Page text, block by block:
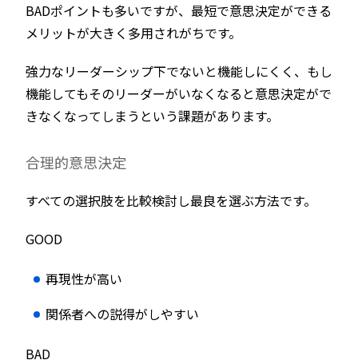
BADポイントも多いですが、最短で意思決定ができる
メリットが大きく多用されがちです。
強力なリーダーシップ下でないと機能しにくく、もし
機能してもそのリーダーがいなくなると意思決定がで
きなくなってしまうという課題があります。
合理的意思決定
すべての選択肢を比較検討し最良を選ぶ方法です。
GOOD
再現性が高い
関係者への説得がしやすい
BAD